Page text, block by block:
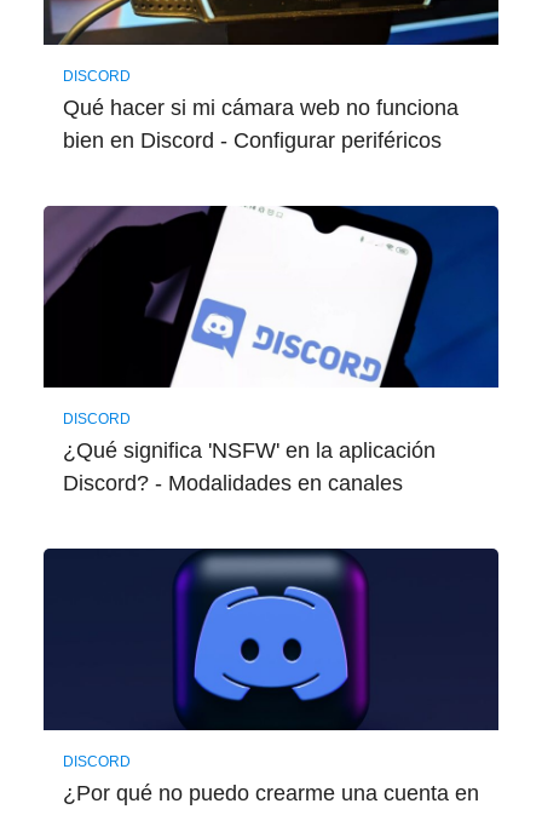
DISCORD
Qué hacer si mi cámara web no funciona
bien en Discord - Configurar periféricos
DISCORD
¿Qué significa 'NSFW' en la aplicación
Discord? - Modalidades en canales
DISCORD
¿Por qué no puedo crearme una cuenta en